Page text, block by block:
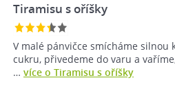
Tiramisu s oříšky
V malé pánvičce smícháme silnou
cukru, přivedeme do varu a
… více o Tiramisu s oříšky